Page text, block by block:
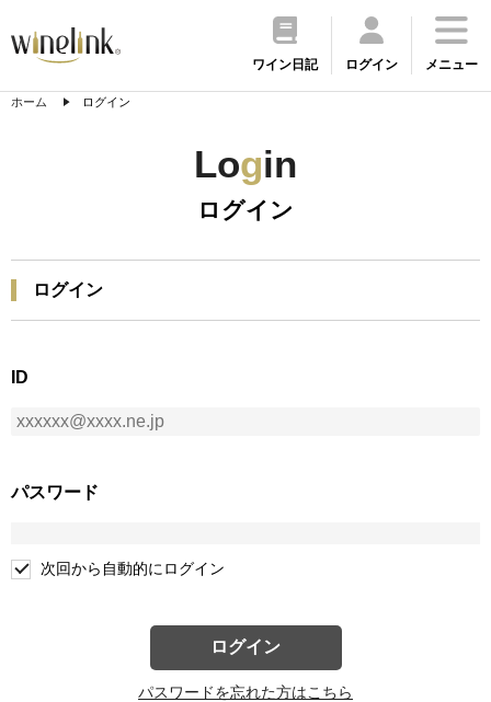
ワイン日記 ログイン メニュー
ホーム ログイン
Login
ログイン
ログイン
ID
パスワード
次回から自動的にログイン
ログイン
パスワードを忘れた方はこちら